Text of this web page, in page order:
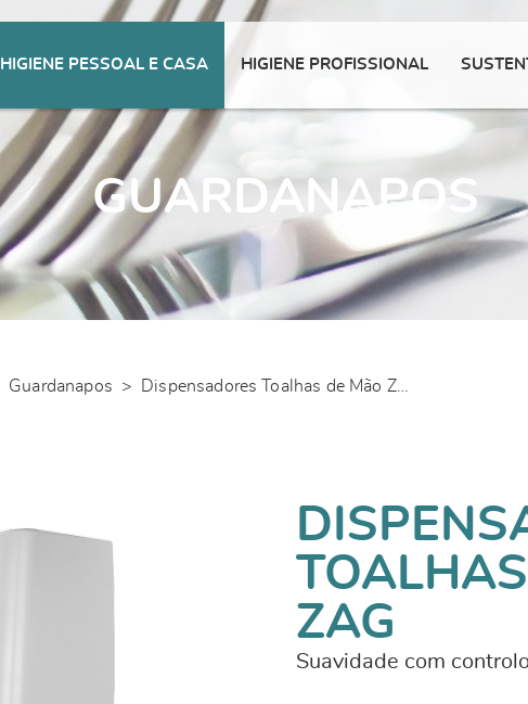
HIGIENE PESSOAL E CASA HIGIENE PROFISSIONAL
GUARDANAPOS
Guardanapos > Dispensadores Toalhas de Mão ZIG-ZAG
ZAG
Suavidade com